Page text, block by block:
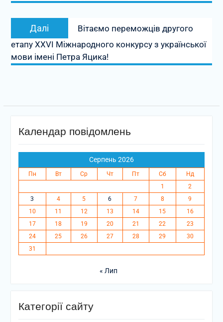
Далі
Наступний
запис:
Вітаємо переможців другого
етапу ХХVІ Міжнародного конкурсу з української
мови імені Петра Яцика!
Календар повідомлень
Серпень 2026
Пн Вт Ср Чт Пт Сб
Нд
1
2
3
4 5 6 7 8
9
10
11 12 13 14 15
16
17
18 19 20 21 22
23
24
25 26 27 28 29
30
31
« Лип
Категорії сайту